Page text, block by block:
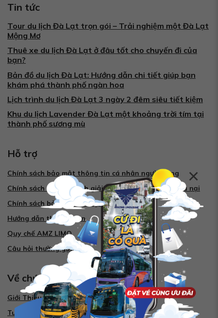
×
Tin tức
Tour du lịch Đà Lạt trọn gói – Trải nghiệm một Đà Lạt
Mộng Mơ
Thuê xe du lịch Đà Lạt ở đâu tốt cho chuyến đi của
bạn?
Bản đồ du lịch Đà Lạt: Hướng dẫn chi tiết giúp bạn
khám phá thành phố ngàn hoa
Lịch trình du lịch Đà Lạt 3 ngày 2 đêm siêu tiết kiệm
Khu du lịch Lavender Đà Lạt một khoảng trời tím tại
thành phố sương mù
Hỗ trợ
Chính sách bảo mật thông tin cá nhân người dùng
Chính sách và quy trình giải quyết tranh chấp, khiếu nại
Chính sách bảo mật thông tin thanh toán
Hướng dẫn thanh toán
Quy chế AMZ LIMO
Câu hỏi thường gặp
Về chúng tôi
Giới Thiệu Về Chúng Tôi
Tuyển dụng